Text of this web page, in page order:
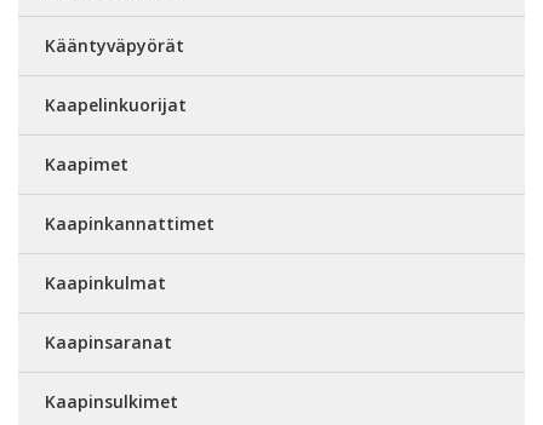
Kääntyväpyörät
Kaapelinkuorijat
Kaapimet
Kaapinkannattimet
Kaapinkulmat
Kaapinsaranat
Kaapinsulkimet